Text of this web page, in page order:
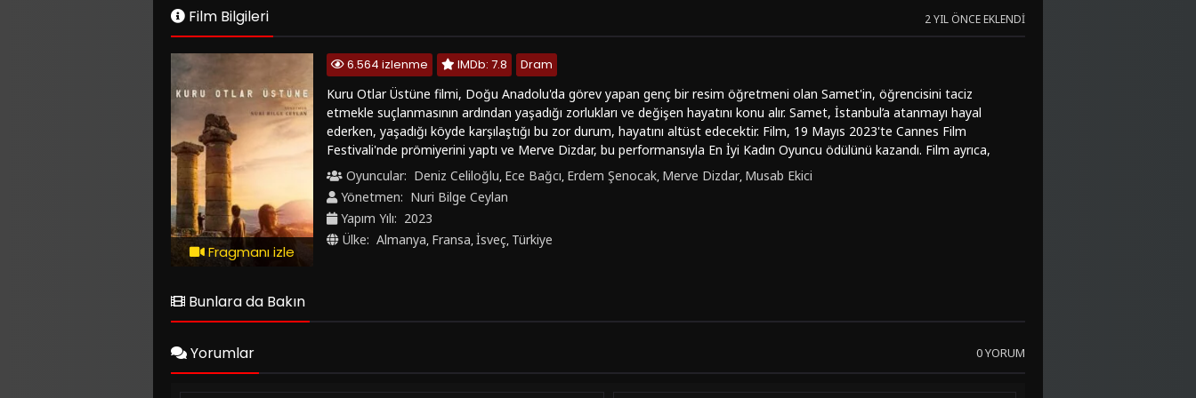
Film Bilgileri 2 YIL ÖNCE EKLENDI
Fragmanı izle
6.564 izlenme IMDb: 7.8
Dram
Kuru Otlar Üstüne filmi, Doğu Anadolu'da görev yapan genç bir resim öğretmeni olan Samet'in, öğrencisini taciz
etmekle suçlanmasının ardından yaşadığı zorlukları ve değişen hayatını konu alır. Samet, İstanbul’a atanmayı hayal
ederken, yaşadığı köyde karşılaştığı bu zor durum, hayatını altüst edecektir. Film, 19 Mayıs 2023'te Cannes Film
Festivali'nde prömiyerini yaptı ve Merve Dizdar, bu performansıyla En İyi Kadın Oyuncu ödülünü kazandı. Film ayrıca,
kuru otlar üstüne yorumları ile de geniş kitlelere ulaştı. Nuri Bilge Ceylan'ın bu yeni başyapıtı, sinema severler tarafından
hem görselliği hem de derin anlatımı ile beğeni topladı. FilmKovası olarak, Kuru Otlar Üstüne filmini Full HD kalitesinde
izleyicilerimize sunuyoruz. Dram ve içsel yolculuk filmlerini sevenler için kaçırılmaması gereken bu filmi hemen izlemeye
başlayın. Keyifli seyirler.
Oyuncular: Deniz Celiloğlu, Ece Bağcı, Erdem Şenocak, Merve Dizdar, Musab Ekici
Yönetmen: Nuri Bilge Ceylan
Yapım Yılı: 2023
Ülke: Almanya, Fransa,İsveç, Türkiye
Bunlara da Bakın
Yorumlar 0 YORUM